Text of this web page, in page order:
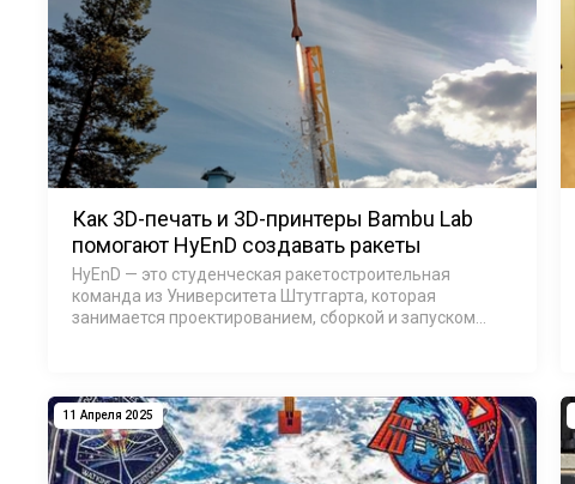
Как 3D-печать и 3D-принтеры Bambu Lab
помогают HyEnD создавать ракеты
HyEnD — это студенческая ракетостроительная
команда из Университета Штутгарта, которая
занимается проектированием, сборкой и запуском
11 Апреля 2025